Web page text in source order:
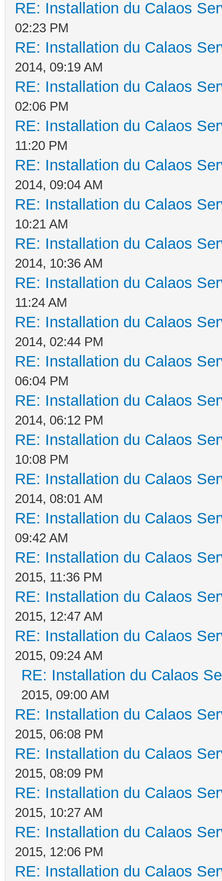
RE: Installation du Calaos
02:23 PM
RE: Installation du Calaos
2014, 09:19 AM
RE: Installation du Calaos
02:06 PM
RE: Installation du Calaos
11:20 PM
RE: Installation du Calaos
2014, 09:04 AM
RE: Installation du Calaos
10:21 AM
RE: Installation du Calaos
2014, 10:36 AM
RE: Installation du Calaos
11:24 AM
RE: Installation du Calaos
2014, 02:44 PM
RE: Installation du Calaos
06:04 PM
RE: Installation du Calaos
2014, 06:12 PM
RE: Installation du Calaos
10:08 PM
RE: Installation du Calaos
2014, 08:01 AM
RE: Installation du Calaos
09:42 AM
RE: Installation du Calaos
2015, 11:36 PM
RE: Installation du Calaos
2015, 12:47 AM
RE: Installation du Calaos
2015, 09:24 AM
RE: Installation du Calaos
2015, 09:00 AM
RE: Installation du Calaos
2015, 06:08 PM
RE: Installation du Calaos
2015, 08:09 PM
RE: Installation du Calaos
2015, 10:27 AM
RE: Installation du Calaos
2015, 12:06 PM
RE: Installation du Calaos